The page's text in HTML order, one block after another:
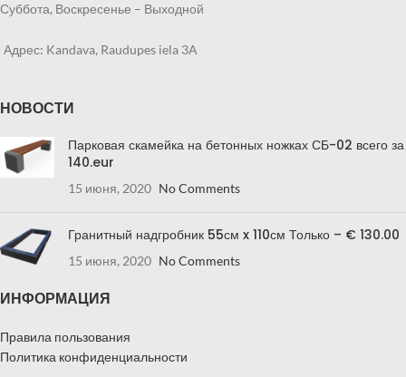
Суббота, Воскресенье – Выходной
Адрес: Kandava, Raudupes iela 3A
НОВОСТИ
Парковая скамейка на бетонных ножках СБ-02 всего за
140.eur
15 июня, 2020 No Comments
Гранитный надгробник 55см x 110см Только – € 130.00
15 июня, 2020 No Comments
ИНФОРМАЦИЯ
Правила пользования
Политика конфиденциальности